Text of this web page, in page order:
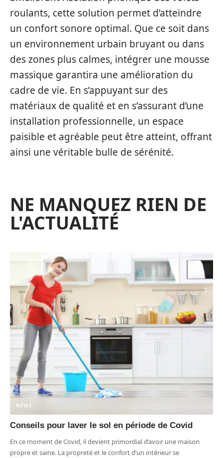
roulants, cette solution permet d’atteindre
un confort sonore optimal. Que ce soit dans
un environnement urbain bruyant ou dans
des zones plus calmes, intégrer une mousse
massique garantira une amélioration du
cadre de vie. En s’appuyant sur des
matériaux de qualité et en s’assurant d’une
installation professionnelle, un espace
paisible et agréable peut être atteint, offrant
ainsi une véritable bulle de sérénité.
NE MANQUEZ RIEN DE
L'ACTUALITÉ
NEWS
Conseils pour laver le sol en période de Covid
En ce moment de Covid, il devient primordial d’avoir une maison
propre et saine. La propreté et le confort d’un intérieur se